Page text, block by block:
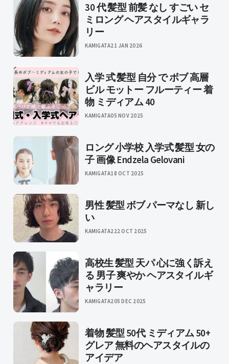
30 代 髪型 前髪 なし すごい セ
ミロング ヘアスタイルギャラ
リー
KAMIGATA21 JAN 2026
入学 式 髪型 自分 で ボブ 高層
ビル モットー フルーティー 着
物 ミディアム 40
KAMIGATA05 NOV 2025
ロング 小学校 入学式 髪型 女の
子 画像 Endzela Gelovani
KAMIGATA18 OCT 2025
男性 髪型 ボブ パーマなし 新し
い
KAMIGATA222 OCT 2025
高校生 髪型 天パ 心に強く訴え
る 男子 爽やか ヘアスタイルギ
ャラリー
KAMIGATA205 DEC 2025
着物 髪型 50代 ミディアム 50+
グレア 無料のヘアスタイルの
アイデア